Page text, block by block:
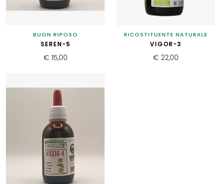
BUON RIPOSO
SEREN-5
€ 15,00
RICOSTITUENTE NATURALE
VIGOR-3
€ 22,00